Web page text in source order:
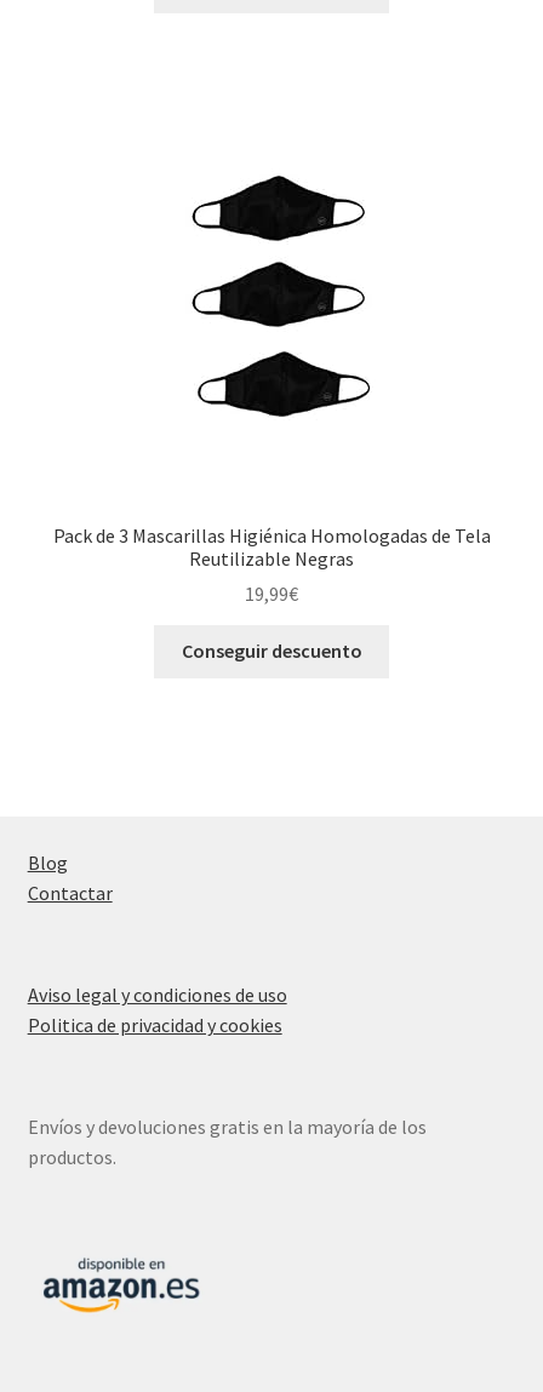
Pack de 3 Mascarillas Higiénica Homologadas de Tela
Reutilizable Negras
19,99€
Conseguir descuento
Blog
Contactar
Aviso legal y condiciones de uso
Politica de privacidad y cookies
Envíos y devoluciones gratis en la mayoría de los
productos.